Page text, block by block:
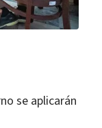
se aplicarán